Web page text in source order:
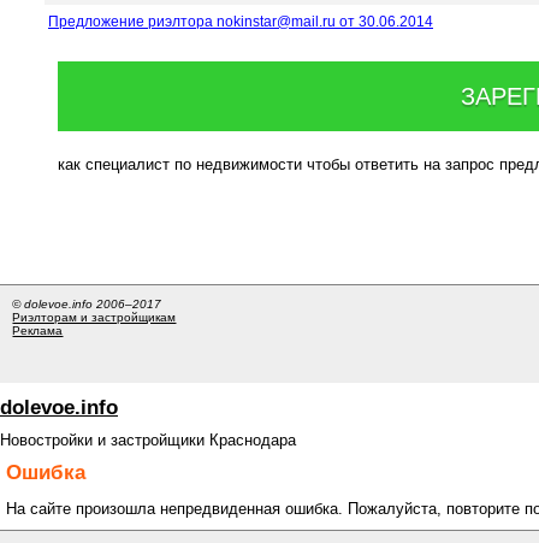
Предложение риэлтора nokinstar@mail.ru от 30.06.2014
как специалист по недвижимости чтобы ответить на запрос
© dolevoe.info 2006–2017
Риэлторам и застройщикам
Реклама
dolevoe.info
Новостройки и застройщики Краснодара
Ошибка
На сайте произошла непредвиденная ошибка. Пожалуйста, повторите